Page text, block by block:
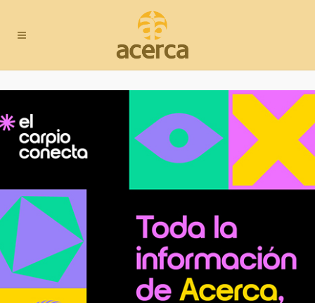
Rosato Peluquería
Sector:
Peluquería
C/ El Santo, 15
T.646 206 210